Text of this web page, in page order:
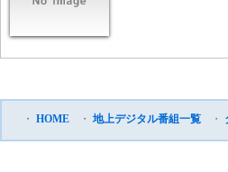
・ HOME ・ 地上デジタル番組一覧 ・